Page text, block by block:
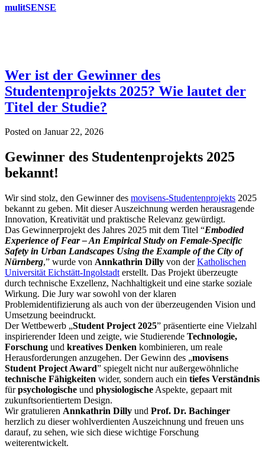
mulitSENSE
Wer ist der Gewinner des
Studentenprojekts 2025? Wie lautet der
Titel der Studie?
Posted on Januar 22, 2026
Gewinner des Studentenprojekts 2025
bekannt!
Wir sind stolz, den Gewinner des movisens-Studentenprojekts 2025
bekannt zu geben. Mit dieser Auszeichnung werden herausragende
Innovation, Kreativität und praktische Relevanz gewürdigt.
Das Gewinnerprojekt des Jahres 2025 mit dem Titel “Embodied
Experience of Fear – An Empirical Study on Female-Specific
Safety in Urban Landscapes Using the Example of the City of
Nürnberg,” wurde von Annkathrin Dilly von derKatholischen
Universität Eichstätt-Ingolstadt erstellt. Das Projekt überzeugte
durch technische Exzellenz, Nachhaltigkeit und eine starke soziale
Wirkung. Die Jury war sowohl von der klaren
Problemidentifizierung als auch von der überzeugenden Vision und
Umsetzung beeindruckt.
Der Wettbewerb „Student Project 2025” präsentierte eine Vielzahl
inspirierender Ideen und zeigte, wie Studierende Technologie,
Forschung und kreatives Denken kombinieren, um reale
Herausforderungen anzugehen. Der Gewinn des „movisens
Student Project Award” spiegelt nicht nur außergewöhnliche
technische Fähigkeiten wider, sondern auch ein tiefes Verständnis
fürpsychologische und physiologische Aspekte, gepaart mit
zukunftsorientiertem Design.
Wir gratulieren Annkathrin Dilly und Prof. Dr. Bachinger
herzlich zu dieser wohlverdienten Auszeichnung und freuen uns
darauf, zu sehen, wie sich diese wichtige Forschung
weiterentwickelt.